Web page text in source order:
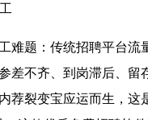
难题：传统招聘平台
差不齐、到岗滞后、
荐裂变宝应运而生，